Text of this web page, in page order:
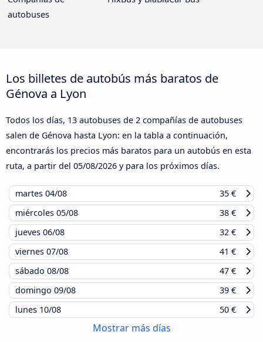
autobuses
Los billetes de autobús más baratos de
Génova a Lyon
Todos los días, 13 autobuses de 2 compañías de autobuses
salen de Génova hasta Lyon: en la tabla a continuación,
encontrarás los precios más baratos para un autobús en esta
ruta, a partir del 05/08/2026 y para los próximos días.
martes 04/08
35 €
miércoles 05/08
38 €
jueves 06/08
32 €
viernes 07/08
41 €
sábado 08/08
47 €
domingo 09/08
39 €
lunes 10/08 50 €
Mostrar más días